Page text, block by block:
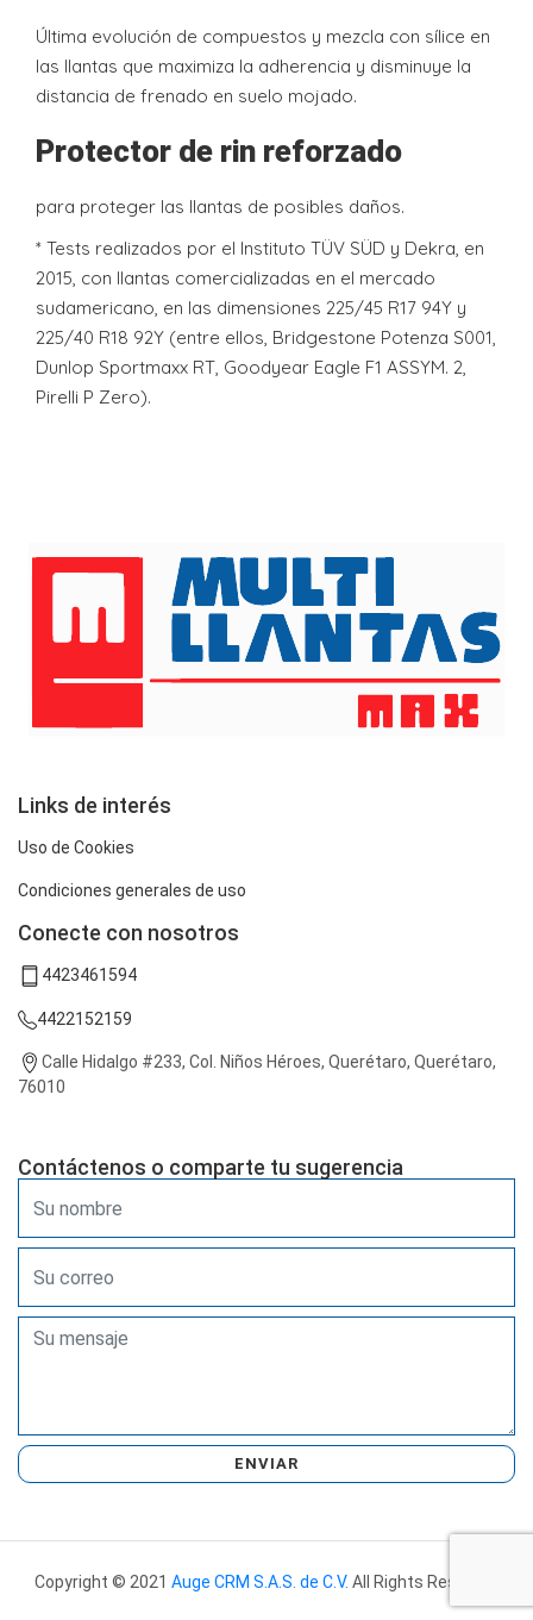
Última evolución de compuestos y mezcla con sílice en
las llantas que maximiza la adherencia y disminuye la
distancia de frenado en suelo mojado.
Protector de rin reforzado
para proteger las llantas de posibles daños.
* Tests realizados por el Instituto TÜV SÜD y Dekra, en
2015, con llantas comercializadas en el mercado
sudamericano, en las dimensiones 225/45 R17 94Y y
225/40 R18 92Y (entre ellos, Bridgestone Potenza S001,
Dunlop Sportmaxx RT, Goodyear Eagle F1 ASSYM. 2,
Pirelli P Zero).
Links de interés
Uso de Cookies
Condiciones generales de uso
Conecte con nosotros
4423461594
4422152159
Calle Hidalgo #233, Col. Niños Héroes, Querétaro, Querétaro,
76010
Contáctenos o comparte tu sugerencia
ENVIAR
Copyright © 2021 Auge CRM S.A.S. de C.V. All Rights Reserved